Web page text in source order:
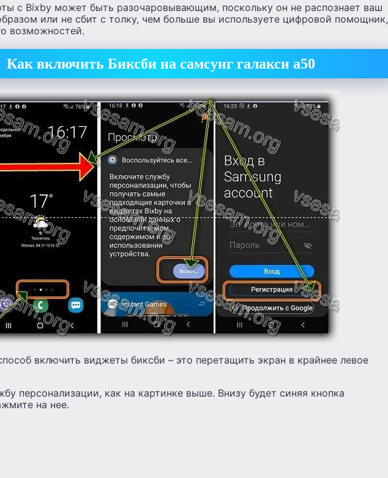
с Bixby может быть разочаровывающим, поскольку он не распознает ваш
или не сбит с толку, чем больше вы используете цифровой помощник,
возможностей.
Как включить Биксби на самсунг галакси а50
включить виджеты биксби – это перетащить экран в крайнее левое
персонализации, как на картинке выше. Внизу будет синяя кнопка
на нее.